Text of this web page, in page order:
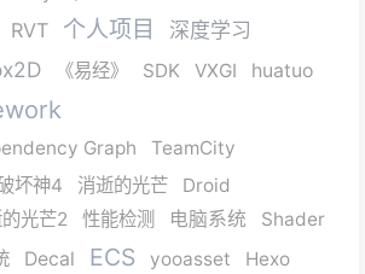
RVT 个人项目 深度学习
《易经》 SDK VXGI huatuo
Graph TeamCity
坏神4 消逝的光芒
Droid
光芒2 性能检测 电脑系统
Shader
Decal ECS yooasset
Hexo